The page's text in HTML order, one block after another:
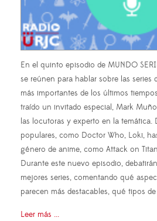
En el quinto episodio de MUNDO
se reúnen para hablar sobre las series
más importantes de los últimos
traído un invitado especial, Mark
las locutoras y experto en la temática.
populares, como Doctor Who, Loki,
género de anime, como Attack on
Durante este nuevo episodio,
mejores series, comentando qué
parecen más destacables, qué tipos
Leer más ...